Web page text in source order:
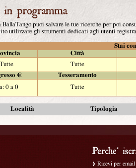
puoi salvare le tue ricerche per poi
utilizzare gli strumenti dedicati agli utenti
Stai
Città
Tutte
Tutte
€
Tesseramento
0 a 0 Tutte
Località Tipologia
Ricevi per